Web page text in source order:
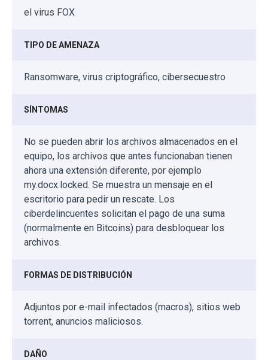
el virus FOX
TIPO DE AMENAZA
Ransomware, virus criptográfico, cibersecuestro
SÍNTOMAS
No se pueden abrir los archivos almacenados en el
equipo, los archivos que antes funcionaban tienen
ahora una extensión diferente, por ejemplo
my.docx.locked. Se muestra un mensaje en el
escritorio para pedir un rescate. Los
ciberdelincuentes solicitan el pago de una suma
(normalmente en Bitcoins) para desbloquear los
archivos.
FORMAS DE DISTRIBUCIÓN
Adjuntos por e-mail infectados (macros), sitios web
torrent, anuncios maliciosos.
DAÑO